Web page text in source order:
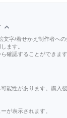
文字/着せかえ制作者へ
ます。
確認することができま
能性があります。購入
が表示されます。